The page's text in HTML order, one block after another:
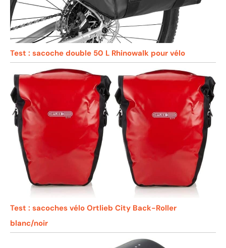
Test : sacoche double 50 L Rhinowalk pour vélo
Test : sacoches vélo Ortlieb City Back-Roller
blanc/noir